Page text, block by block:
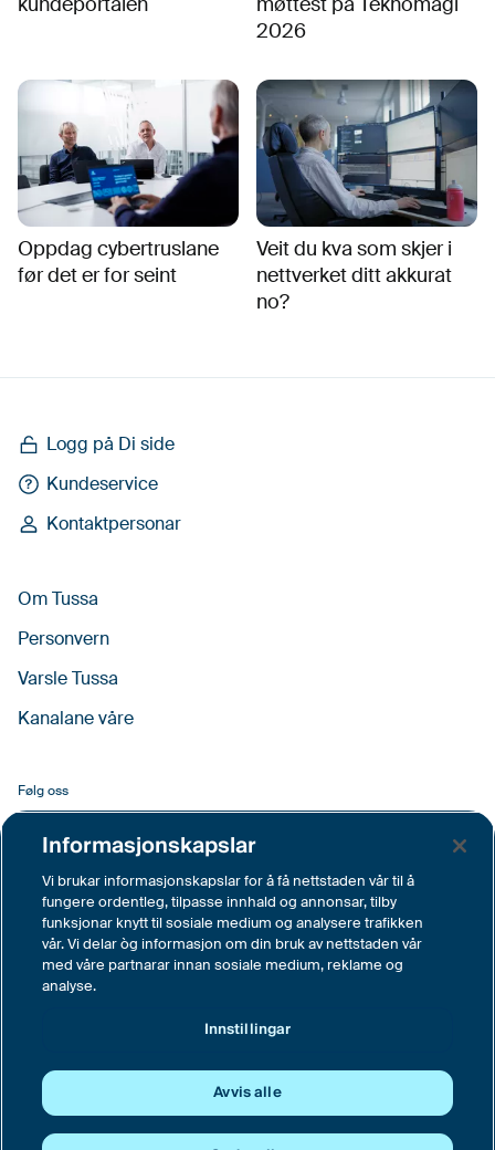
2026
Oppdag cybertruslane
før det er for seint
Veit du kva som skjer i
nettverket ditt akkurat
no?
Logg på Di side
Kundeservice
Kontaktpersonar
Om Tussa
Personvern
Varsle Tussa
Kanalane våre
Følg oss
Facebook
LinkedIn
YouTube
Instagram
Vimeo
© Tussa Kraft AS, Langemyra 6, 6160 Hovdebygda
Sentralbord tlf. 70 04 62 00
Informasjonskapslar
Vi brukar informasjonskapslar for å få nettstaden vår til å
fungere ordentleg, tilpasse innhald og annonsar, tilby
funksjonar knytt til sosiale medium og analysere trafikken
vår. Vi delar òg informasjon om din bruk av nettstaden vår
med våre partnarar innan sosiale medium, reklame og
analyse.
Innstillingar
Avvis alle